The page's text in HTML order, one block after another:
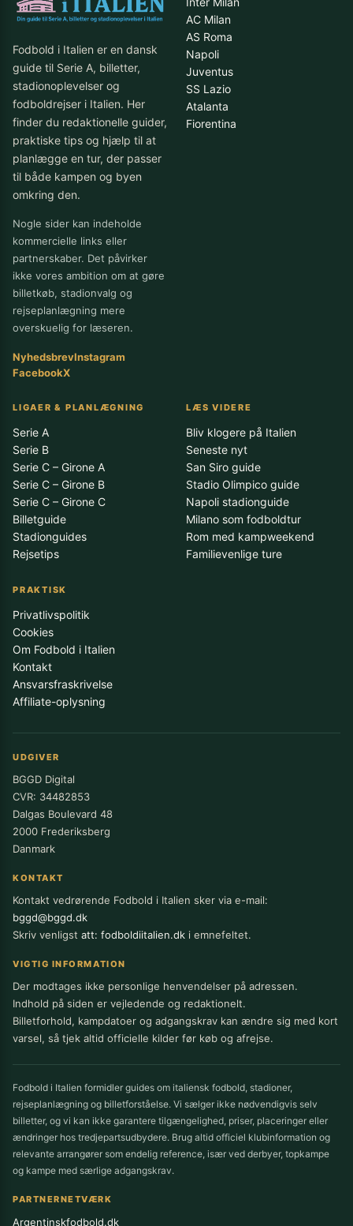
Fodbold i Italien er en dansk
guide til Serie A, billetter,
stadionoplevelser og
fodboldrejser i Italien. Her
finder du redaktionelle guider,
praktiske tips og hjælp til at
planlægge en tur, der passer
til både kampen og byen
omkring den.
Nogle sider kan indeholde
kommercielle links eller
partnerskaber. Det påvirker
ikke vores ambition om at gøre
billetkøb, stadionvalg og
rejseplanlægning mere
overskuelig for læseren.
NyhedsbrevInstagram
FacebookX
AC Milan
AS Roma
Napoli
Juventus
SS Lazio
Atalanta
Fiorentina
LIGAER & PLANLÆGNING
Serie A
Serie B
Serie C – Girone A
Serie C – Girone B
Serie C – Girone C
Billetguide
Stadionguides
Rejsetips
LÆS VIDERE
Bliv klogere på Italien
Seneste nyt
San Siro guide
Stadio Olimpico guide
Napoli stadionguide
Milano som fodboldtur
Rom med kampweekend
Familievenlige ture
PRAKTISK
Privatlivspolitik
Cookies
Om Fodbold i Italien
Kontakt
Ansvarsfraskrivelse
Affiliate-oplysning
UDGIVER
BGGD Digital
CVR: 34482853
Dalgas Boulevard 48
2000 Frederiksberg
Danmark
KONTAKT
Kontakt vedrørende Fodbold i Italien sker via e-mail:
bggd@bggd.dk
Skriv venligst att: fodboldiitalien.dk i emnefeltet.
VIGTIG INFORMATION
Der modtages ikke personlige henvendelser på adressen.
Indhold på siden er vejledende og redaktionelt.
Billetforhold, kampdatoer og adgangskrav kan ændre sig med kort
varsel, så tjek altid officielle kilder før køb og afrejse.
Fodbold i Italien formidler guides om italiensk fodbold, stadioner,
rejseplanlægning og billetforståelse. Vi sælger ikke nødvendigvis selv
billetter, og vi kan ikke garantere tilgængelighed, priser, placeringer eller
ændringer hos tredjepartsudbydere. Brug altid officiel klubinformation og
relevante arrangører som endelig reference, især ved derbyer, topkampe
og kampe med særlige adgangskrav.
PARTNERNETVÆRK
Argentinskfodbold.dk